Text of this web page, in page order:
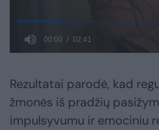
Rezultatai parodė, kad
žmonės iš pradžių
impulsyvumu ir emociniu